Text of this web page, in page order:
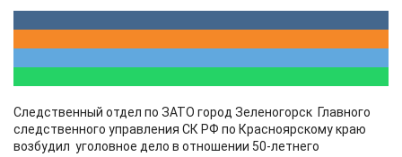
Следственный отдел по ЗАТО город Зеленогорск Главного
следственного управления СК РФ по Красноярскому краю
возбудил уголовное дело в отношении 50-летнего